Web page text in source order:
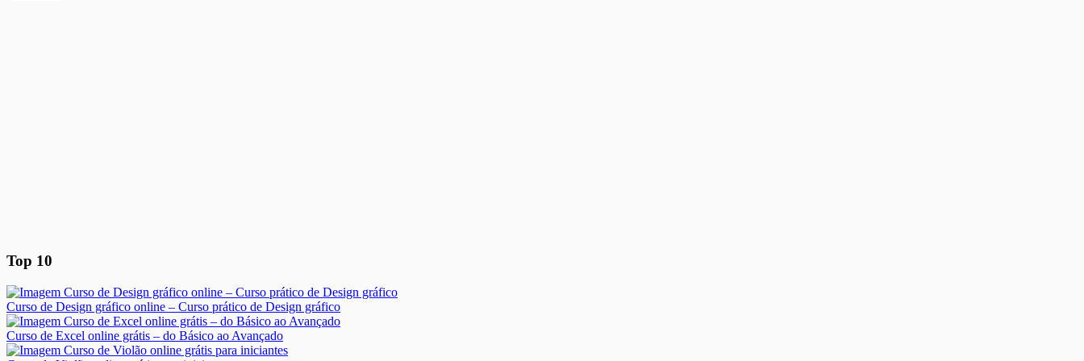
Top 10
Curso de Design gráfico online – Curso prático de Design gráfico
Curso de Excel online grátis – do Básico ao Avançado